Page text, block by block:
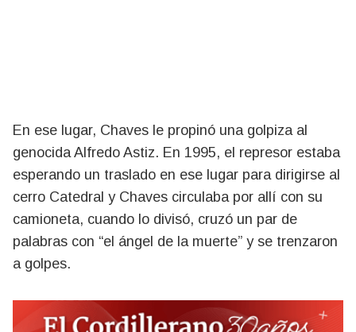
En ese lugar, Chaves le propinó una golpiza al
genocida Alfredo Astiz. En 1995, el represor estaba
esperando un traslado en ese lugar para dirigirse al
cerro Catedral y Chaves circulaba por allí con su
camioneta, cuando lo divisó, cruzó un par de
palabras con “el ángel de la muerte” y se trenzaron
a golpes.